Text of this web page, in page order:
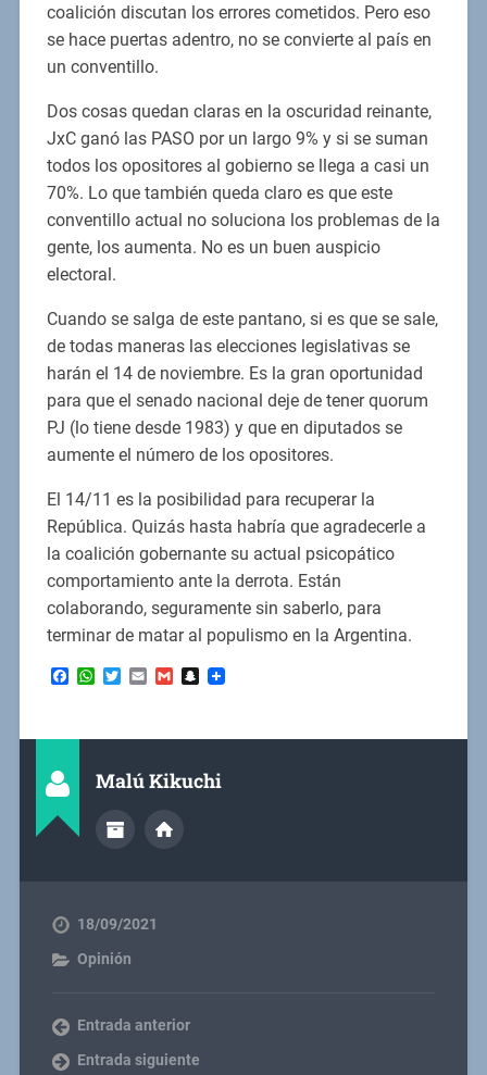
coalición discutan los errores cometidos. Pero eso
se hace puertas adentro, no se convierte al país en
un conventillo.
Dos cosas quedan claras en la oscuridad reinante,
JxC ganó las PASO por un largo 9% y si se suman
todos los opositores al gobierno se llega a casi un
70%. Lo que también queda claro es que este
conventillo actual no soluciona los problemas de la
gente, los aumenta. No es un buen auspicio
electoral.
Cuando se salga de este pantano, si es que se sale,
de todas maneras las elecciones legislativas se
harán el 14 de noviembre. Es la gran oportunidad
para que el senado nacional deje de tener quorum
PJ (lo tiene desde 1983) y que en diputados se
aumente el número de los opositores.
El 14/11 es la posibilidad para recuperar la
República. Quizás hasta habría que agradecerle a
la coalición gobernante su actual psicopático
comportamiento ante la derrota. Están
colaborando, seguramente sin saberlo, para
terminar de matar al populismo en la Argentina.
Facebook
WhatsApp
Twitter
EmailGmailSnapchat
Malú Kikuchi
18/09/2021
Opinión
Entrada anterior
Entrada siguiente